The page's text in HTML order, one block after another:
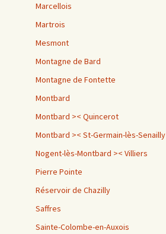
Marcellois
Martrois
Mesmont
Montagne de Bard
Montagne de Fontette
Montbard
Montbard >< Quincerot
Montbard >< St-Germain-lès-Senailly
Nogent-lès-Montbard >< Villiers
Pierre Pointe
Réservoir de Chazilly
Saffres
Sainte-Colombe-en-Auxois